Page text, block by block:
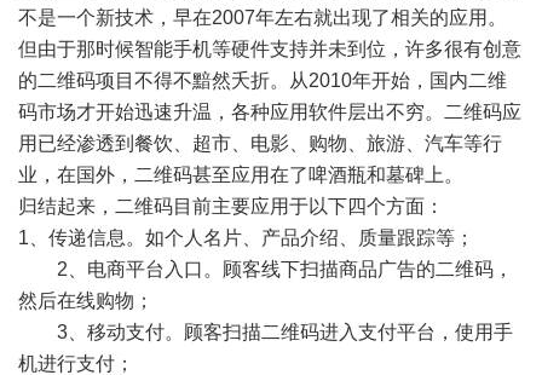
不是一个新技术，早在2007年左右就出现了相关的应用。
但由于那时候智能手机等硬件支持并未到位，许多很有创意
的二维码项目不得不黯然夭折。从2010年开始，国内二维
码市场才开始迅速升温，各种应用软件层出不穷。二维码应
用已经渗透到餐饮、超市、电影、购物、旅游、汽车等行
业，在国外，二维码甚至应用在了啤酒瓶和墓碑上。
归结起来，二维码目前主要应用于以下四个方面：
1、传递信息。如个人名片、产品介绍、质量跟踪等；
2、电商平台入口。顾客线下扫描商品广告的二维码，
然后在线购物；
3、移动支付。顾客扫描二维码进入支付平台，使用手
机进行支付；